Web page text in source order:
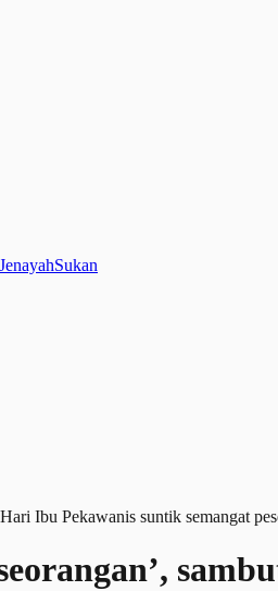
JenayahSukan